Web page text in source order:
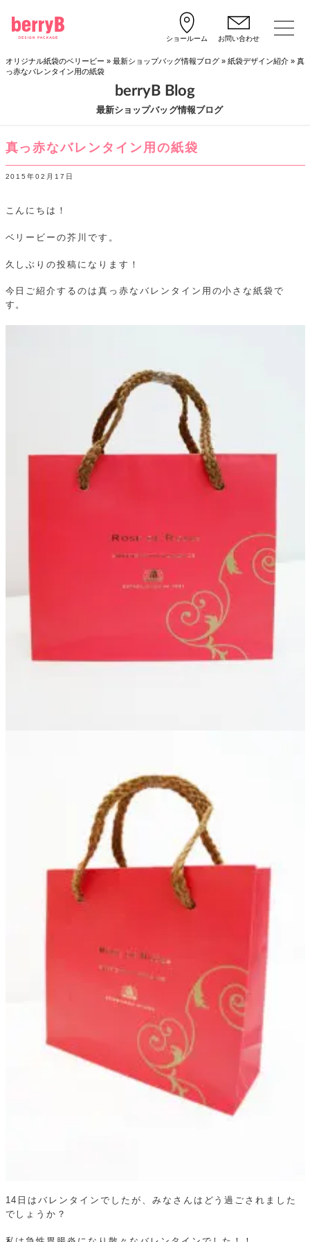
ショールーム お問い合わせ
オリジナル紙袋のベリービー » 最新ショップバッグ情報ブログ» 紙袋デザイン紹介» 真
っ赤なバレンタイン用の紙袋
最新ショップバッグ情報ブログ
berryB Blog
真っ赤なバレンタイン用の紙袋
2015年02月17日
こんにちは！
ベリービーの芥川です。
久しぶりの投稿になります！
今日ご紹介するのは真っ赤なバレンタイン用の小さな紙袋で
す。
14日はバレンタインでしたが、みなさんはどう過ごされました
でしょうか？